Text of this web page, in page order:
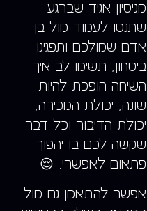
מניסיון אגיד שברגע
שתנסו לעמוד מול בן
אדם שמולכם ותפגינו
ביטחון, תשימו לב איך
השיחה הופכת להיות
שונה, יכולת המכירה,
יכולת הדיבור וכל דבר
שקשה לכם בו יהפוך
פתאום לאפשרי. 😌
אפשר להתאמן גם מול